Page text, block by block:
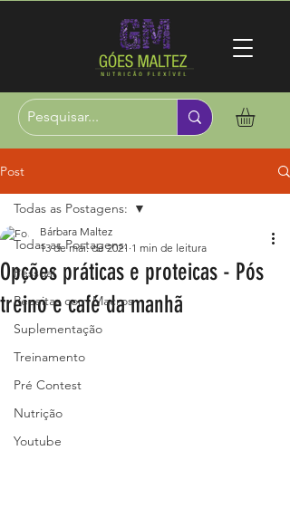
Post
Todas as Postagens:
Pessoal
Receitas com Macros
Suplementação
Treinamento
Pré Contest
Nutrição
Youtube
Todas as Postagens:
Opções práticas e proteicas - Pós
treino e café da manhã
Bárbara Maltez
13 de mai. de 2021 1 min de leitura